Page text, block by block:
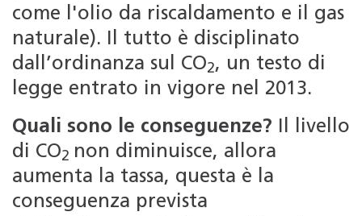
come l'olio da riscaldamento e il gas
naturale). Il tutto è disciplinato
dall’ordinanza sul CO2, un testo di
legge entrato in vigore nel 2013.
Quali sono le conseguenze? Il livello
di CO2 non diminuisce, allora
aumenta la tassa, questa è la
conseguenza prevista